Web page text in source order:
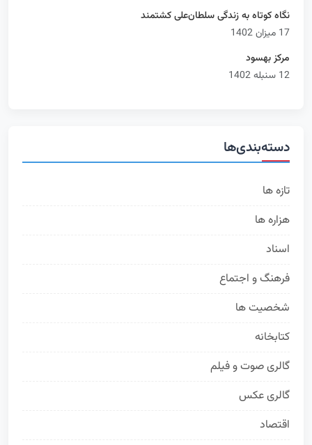
نگاه کوتاه به زندگی سلطان‌علی کشتمند
17 میزان 1402
مرکز بهسود
12 سنبله 1402
دسته‌بندی‌ها
تازه ها
هزاره ها
اسناد
فرهنگ و اجتماع
شخصیت ها
کتابخانه
گالری صوت و فیلم
گالری عکس
اقتصاد